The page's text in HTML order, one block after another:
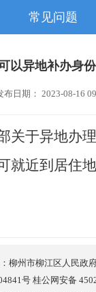
常见问题
以异地补办身
布日期： 2023-08-16
关于异地办
就近到居住
柳州市柳江区人民政
号 桂公网安备